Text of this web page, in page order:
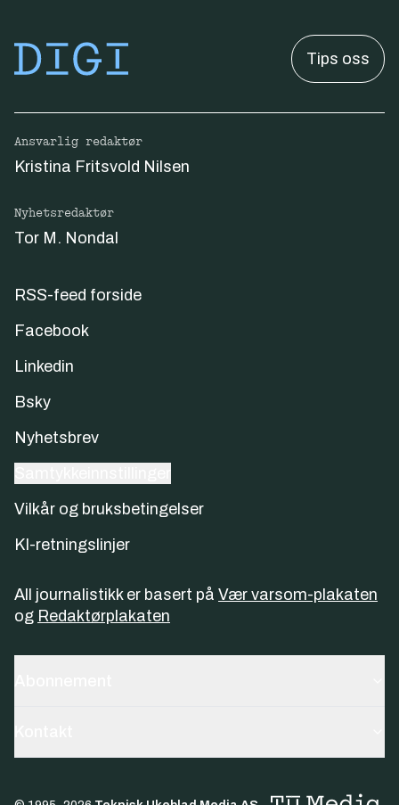
Tips oss
Ansvarlig redaktør
Kristina Fritsvold Nilsen
Nyhetsredaktør
Tor M. Nondal
RSS-feed forside
Facebook
Linkedin
Bsky
Nyhetsbrev
Vilkår og bruksbetingelser
KI-retningslinjer
All journalistikk er basert på Vær varsom-plakaten
og Redaktørplakaten